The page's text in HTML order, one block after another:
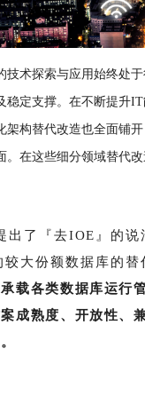
技术探索与应用始终处
稳定支撑。在不断提升
架构替代改造也全面铺
。在这些细分领域替代
出了『去IOE』的
大份额数据库的替
载各类数据库运行
成熟度、开放性、